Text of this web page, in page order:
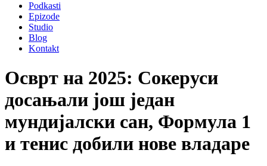
Podkasti
Epizode
Studio
Blog
Kontakt
Осврт на 2025: Сокеруси
досањали још један
мундијалски сан, Формула 1
и тенис добили нове владаре